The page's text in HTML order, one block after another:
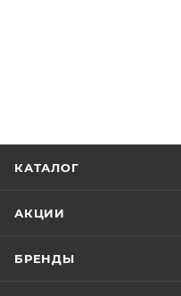
КАТАЛОГ
АКЦИИ
БРЕНДЫ